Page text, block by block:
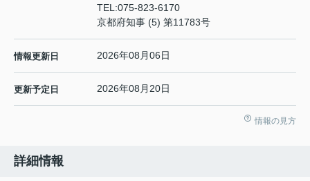
TEL:075-823-6170
京都府知事 (5) 第11783号
情報更新日 2026年08月06日
更新予定日 2026年08月20日
情報の見方
詳細情報